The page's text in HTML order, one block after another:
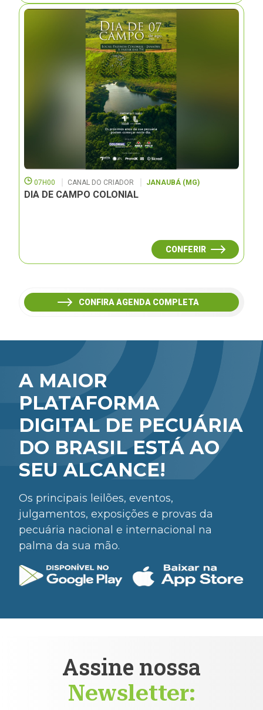
07H00 CANAL DO CRIADOR JANAUBÁ (MG)
DIA DE CAMPO COLONIAL
CONFERIR
CONFIRA AGENDA COMPLETA
A MAIOR
PLATAFORMA
DIGITAL DE PECUÁRIA
DO BRASIL ESTÁ AO
SEU ALCANCE!
Os principais leilões, eventos,
julgamentos, exposições e provas da
pecuária nacional e internacional na
palma da sua mão.
Assine nossa
Newsletter: